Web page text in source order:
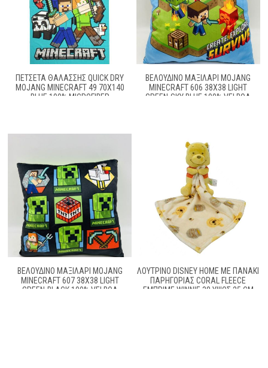
ΠΕΤΣΈΤΑ ΘΑΛΆΣΣΗΣ QUICK DRY
MOJANG MINECRAFT 49 70X140
BLUE 100% MICROFIBER
ΒΕΛΟΎΔΙΝΟ ΜΑΞΙΛΆΡΙ MOJANG
MINECRAFT 606 38X38 LIGHT
GREEN-SKY BLUE 100% VELBOA
ΒΕΛΟΎΔΙΝΟ ΜΑΞΙΛΆΡΙ MOJANG
MINECRAFT 607 38X38 LIGHT
GREEN-BLACK 100% VELBOA
ΛΟΎΤΡΙΝΟ DISNEY HOME ΜΕ ΠΑΝΆΚΙ
ΠΑΡΗΓΟΡΊΑΣ CORAL FLEECE
ΕΜΠΡΙΜΈ WINNIE 38 ΎΨΟΣ 25 CM